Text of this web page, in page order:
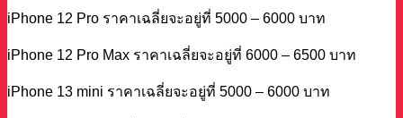
iPhone 12 Pro ราคาเฉลี่ยจะอยู่ที่ 5000 – 6000 บาท
iPhone 12 Pro Max ราคาเฉลี่ยจะอยู่ที่ 6000 – 6500 บาท
iPhone 13 mini ราคาเฉลี่ยจะอยู่ที่ 5000 – 6000 บาท